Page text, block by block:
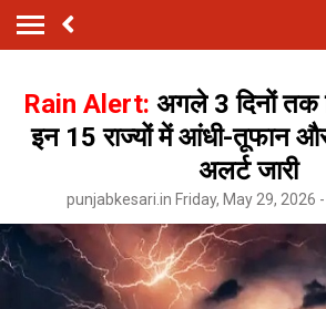
Rain Alert: अगले 3 दिनों तक
इन 15 राज्यों में आंधी-तूफान और
अलर्ट जारी
punjabkesari.in Friday, May 29, 2026